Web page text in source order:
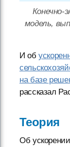
Конечно-
модель,
И об
на базе
рассказал
Теория
Об